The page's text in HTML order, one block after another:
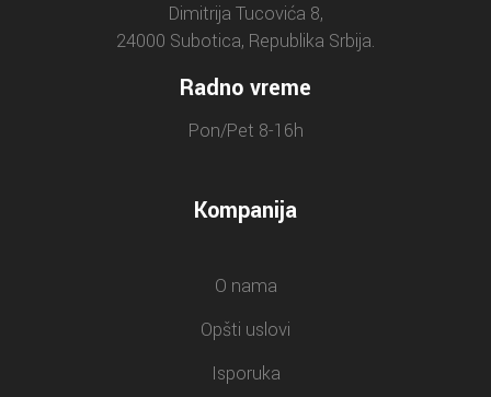
Dimitrija Tucovića 8,
24000 Subotica, Republika Srbija.
Radno vreme
Pon/Pet 8-16h
Kompanija
O nama
Opšti uslovi
Isporuka